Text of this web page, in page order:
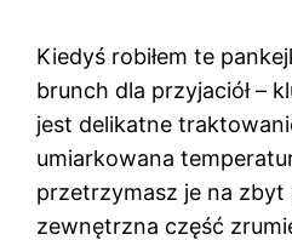
Kiedyś robiłem te
brunch dla przyjaciół –
jest delikatne
umiarkowana
przetrzymasz je na
zewnętrzna część